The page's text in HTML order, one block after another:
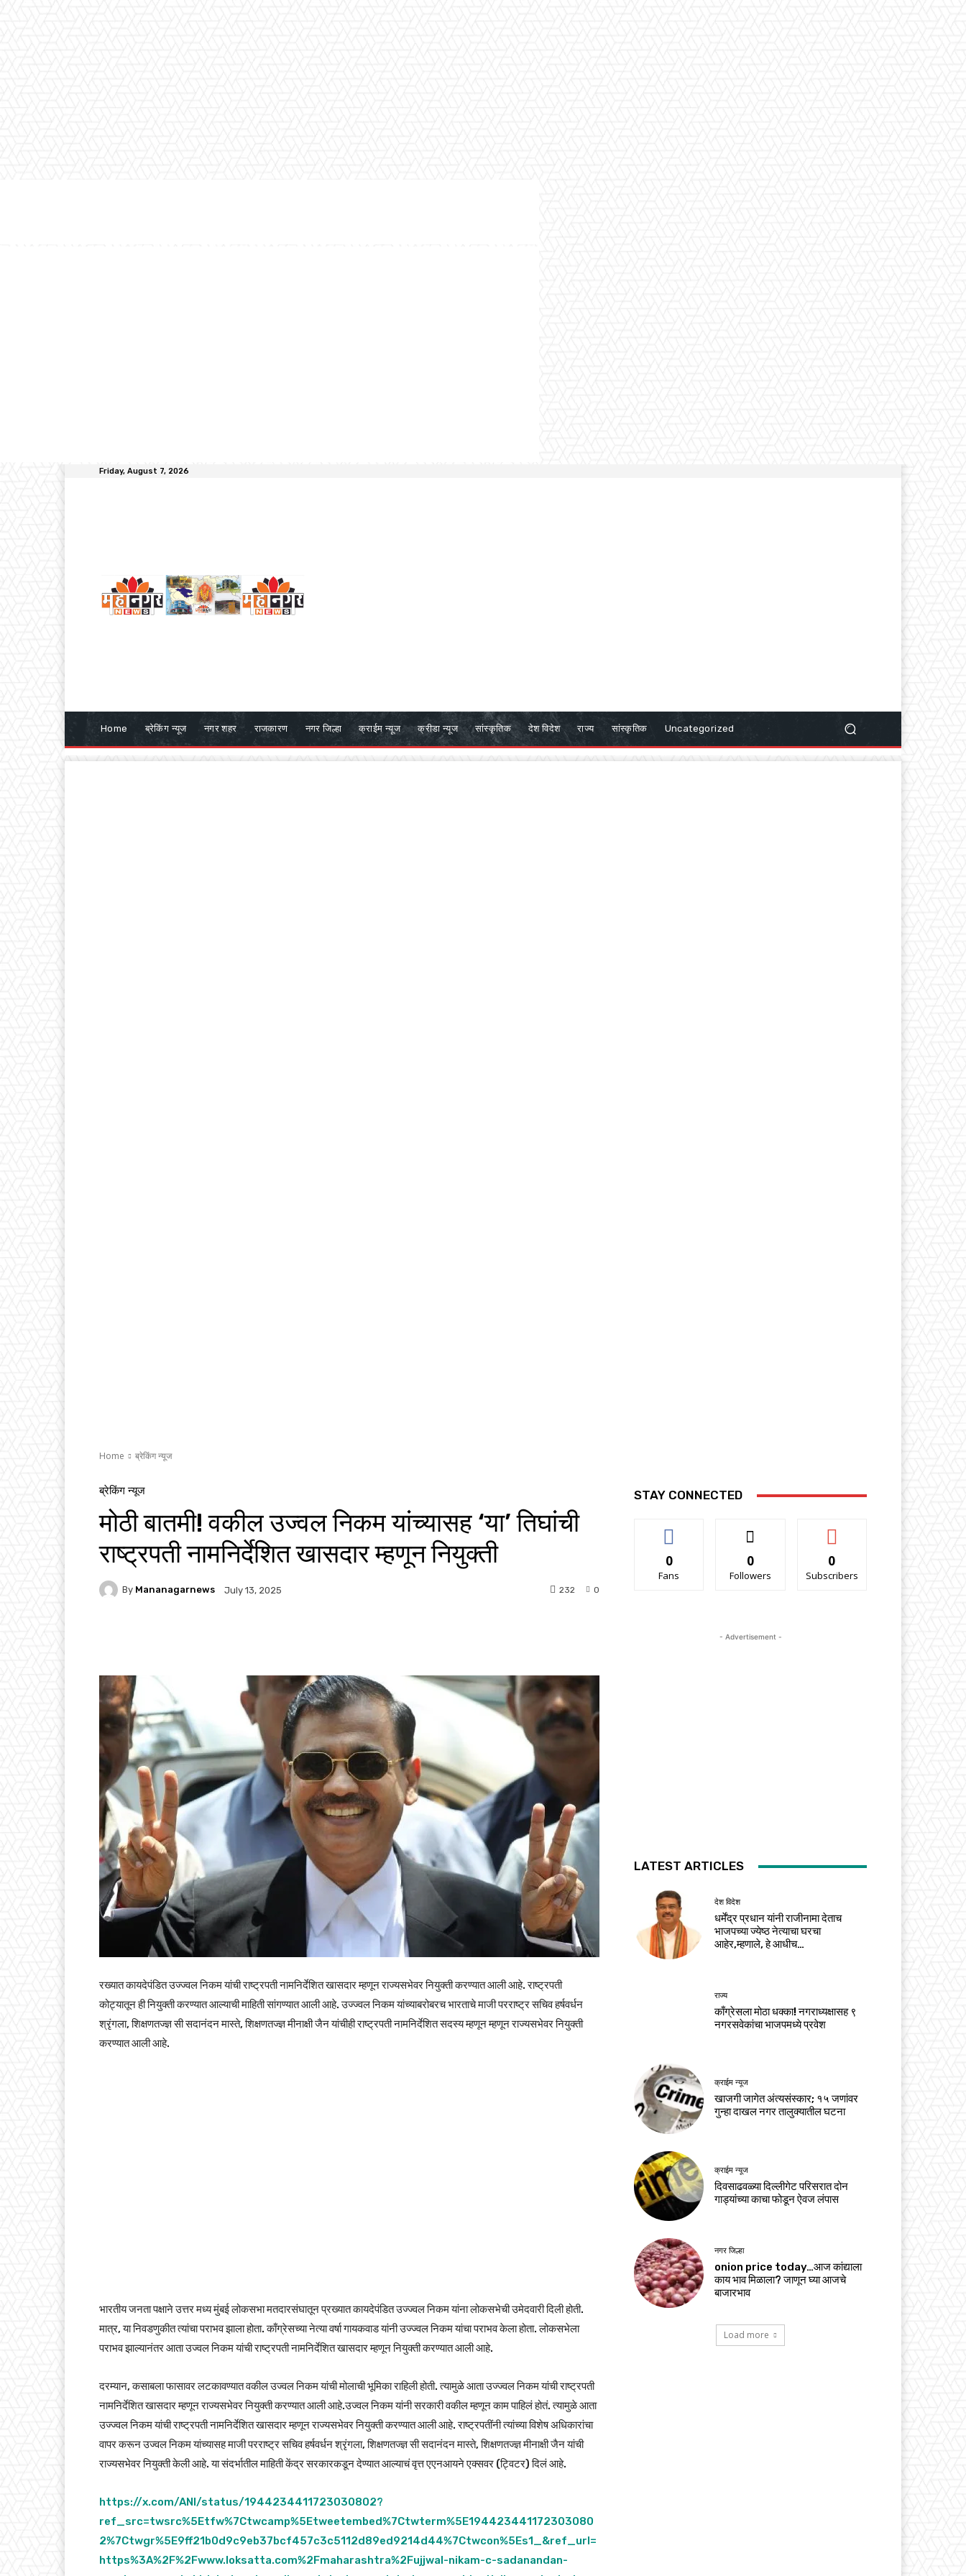
Friday, August 7, 2026
Home ब्रेकिंग न्यूज नगर शहर राजकारण नगर जिल्हा क्राईम न्यूज क्रीडा न्यूज सांस्कृतिक देश विदेश राज्य सांस्कृतिक Uncategorized
Home ब्रेकिंग न्यूज
ब्रेकिंग न्यूज
मोठी बातमी! वकील उज्वल निकम यांच्यासह ‘या’ तिघांची
राष्ट्रपती नामनिर्देशित खासदार म्हणून नियुक्ती
By Mananagarnews July 13, 2025 0
232
रख्यात कायदेपंडित उज्ज्वल निकम यांची राष्ट्रपती नामनिर्देशित खासदार म्हणून राज्यसभेवर नियुक्ती करण्यात आली आहे. राष्ट्रपती
कोट्यातून ही नियुक्ती करण्यात आल्याची माहिती सांगण्यात आली आहे. उज्ज्वल निकम यांच्याबरोबरच भारताचे माजी परराष्ट्र सचिव हर्षवर्धन
श्रृंगला, शिक्षणतज्ज्ञ सी सदानंदन मास्ते, शिक्षणतज्ज्ञ मीनाक्षी जैन यांचीही राष्ट्रपती नामनिर्देशित सदस्य म्हणून म्हणून राज्यसभेवर नियुक्ती
करण्यात आली आहे.
भारतीय जनता पक्षाने उत्तर मध्य मुंबई लोकसभा मतदारसंघातून प्रख्यात कायदेपंडित उज्ज्वल निकम यांना लोकसभेची उमेदवारी दिली होती.
मात्र, या निवडणुकीत त्यांचा पराभव झाला होता. काँग्रेसच्या नेत्या वर्षा गायकवाड यांनी उज्ज्वल निकम यांचा पराभव केला होता. लोकसभेला
पराभव झाल्यानंतर आता उज्वल निकम यांची राष्ट्रपती नामनिर्देशित खासदार म्हणून नियुक्ती करण्यात आली आहे.
दरम्यान, कसाबला फासावर लटकावण्यात वकील उज्वल निकम यांची मोलाची भूमिका राहिली होती. त्यामुळे आता उज्ज्वल निकम यांची राष्ट्रपती
नामनिर्देशित खासदार म्हणून राज्यसभेवर नियुक्ती करण्यात आली आहे.उज्वल निकम यांनी सरकारी वकील म्हणून काम पाहिलं होतं. त्यामुळे आता
उज्ज्वल निकम यांची राष्ट्रपती नामनिर्देशित खासदार म्हणून राज्यसभेवर नियुक्ती करण्यात आली आहे. राष्ट्रपतींनी त्यांच्या विशेष अधिकारांचा
वापर करून उज्वल निकम यांच्यासह माजी परराष्ट्र सचिव हर्षवर्धन श्रृंगला, शिक्षणतज्ज्ञ सी सदानंदन मास्ते, शिक्षणतज्ज्ञ मीनाक्षी जैन यांची
राज्यसभेवर नियुक्ती केली आहे. या संदर्भातील माहिती केंद्र सरकारकडून देण्यात आल्याचं वृत्त एएनआयने एक्सवर (ट्विटर) दिलं आहे.
https://x.com/ANI/status/1944234411723030802?
ref_src=twsrc%5Etfw%7Ctwcamp%5Etweetembed%7Ctwterm%5E194423441172303080
2%7Ctwgr%5E9ff21b0d9c9eb37bcf457c3c5112d89ed9214d44%7Ctwcon%5Es1_&ref_url=
https%3A%2F%2Fwww.loksatta.com%2Fmaharashtra%2Fujjwal-nikam-c-sadanandan-
STAY CONNECTED
0
Fans
0
Followers
0
Subscribers
- Advertisement -
LATEST ARTICLES
देश विदेश
धर्मेंद्र प्रधान यांनी राजीनामा देताच
भाजपच्या ज्येष्ठ नेत्याचा घरचा
आहेर,म्हणाले, हे आधीच…
राज्य
काँग्रेसला मोठा धक्का! नगराध्यक्षासह ९
नगरसवेकांचा भाजपमध्ये प्रवेश
क्राईम न्यूज
खाजगी जागेत अंत्यसंस्कार; १५ जणांवर
गुन्हा दाखल नगर तालुक्यातील घटना
क्राईम न्यूज
दिवसाढवळ्या दिल्लीगेट परिसरात दोन
गाड्यांच्या काचा फोडून ऐवज लंपास
नगर जिल्हा
onion price today…आज कांद्याला
काय भाव मिळाला? जाणून घ्या आजचे
बाजारभाव
Load more